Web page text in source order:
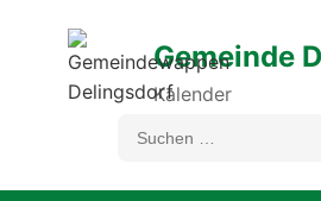
Gemeinde
Kalender